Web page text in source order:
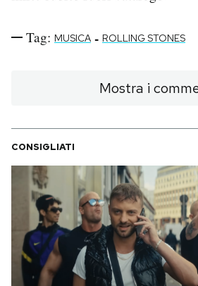
Tag: MUSICA - ROLLING STONES
Mostra i
CONSIGLIATI